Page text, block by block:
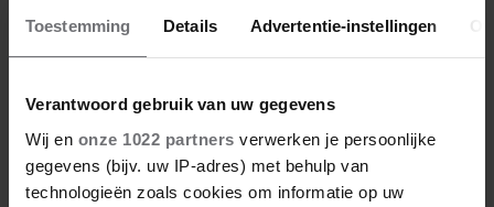
Toestemming Details Advertentie-instellingen
Verantwoord gebruik van uw gegevens
Wij en onze 1022 partners verwerken je persoonlijke
gegevens (bijv. uw IP-adres) met behulp van
technologieën zoals cookies om informatie op uw
8 januari 2025